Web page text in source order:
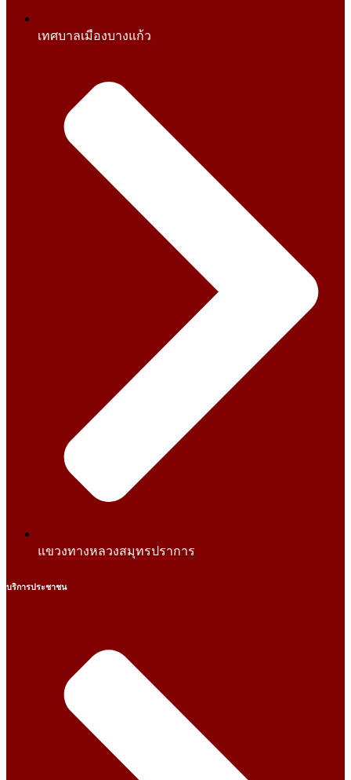
เทศบาลเมืองบางแก้ว
แขวงทางหลวงสมุทรปราการ
บริการประชาชน